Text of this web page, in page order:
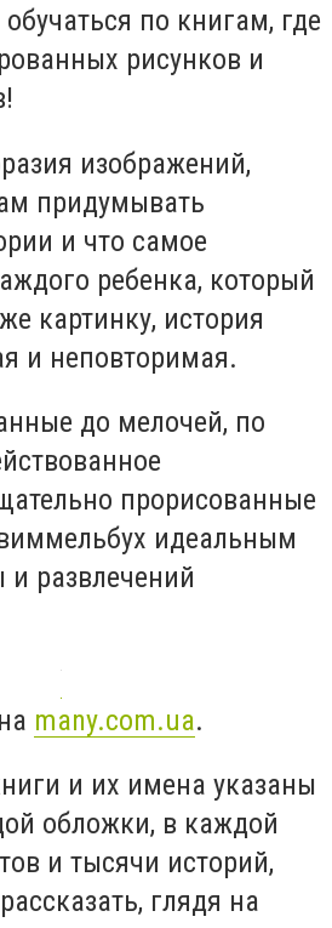
по книгам, где
рисунков и
изображений,
придумывать
и что самое
ребенка, который
картинку, история
и неповторимая.
до мелочей, по
прорисованные
идеальным
развлечений
many.com.ua.
и их имена указаны
обложки, в каждой
и тысячи историй,
глядя на